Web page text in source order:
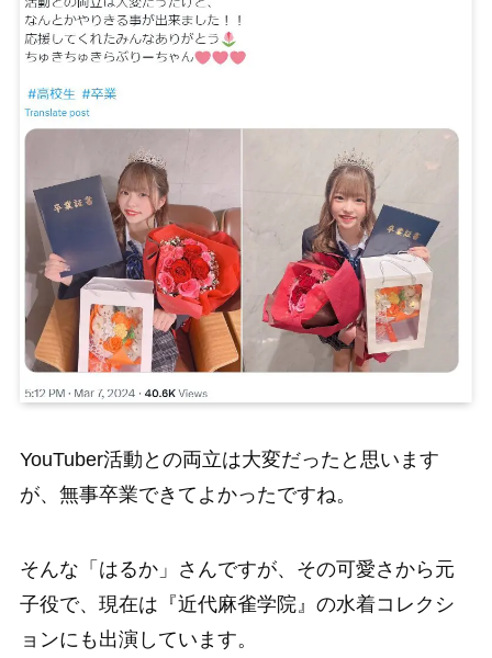
YouTuber活動との両立は大変だったと思います
が、無事卒業できてよかったですね。
そんな「はるか」さんですが、その可愛さから元
子役で、現在は『近代麻雀学院』の水着コレクシ
ョンにも出演しています。